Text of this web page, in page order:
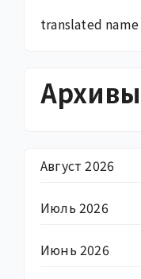
translated name
Архивы
Август 2026
Июль 2026
Июнь 2026